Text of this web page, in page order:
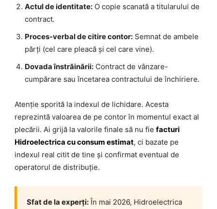
Actul de identitate: O copie scanată a titularului de
contract.
Proces-verbal de citire contor: Semnat de ambele
părți (cel care pleacă și cel care vine).
Dovada înstrăinării: Contract de vânzare-
cumpărare sau încetarea contractului de închiriere.
Atenție sporită la indexul de lichidare. Acesta
reprezintă valoarea de pe contor în momentul exact al
plecării. Ai grijă la valorile finale să nu fie facturi
Hidroelectrica cu consum estimat, ci bazate pe
indexul real citit de tine și confirmat eventual de
operatorul de distribuție.
Sfat de la experți: În mai 2026, Hidroelectrica